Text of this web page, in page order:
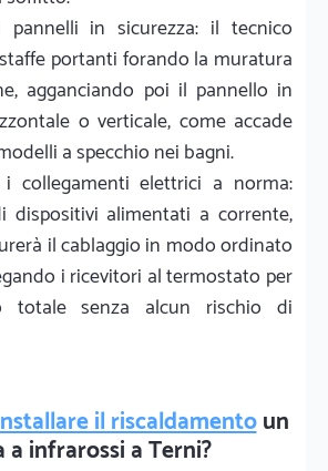
pannelli in sicurezza: il tecnico
portanti forando la muratura
agganciando poi il pannello in
o verticale, come accade
a specchio nei bagni.
i collegamenti elettrici a norma:
dispositivi alimentati a corrente,
il cablaggio in modo ordinato
i ricevitori al termostato per
totale senza alcun rischio di
il riscaldamentoun
a infrarossi a Terni?